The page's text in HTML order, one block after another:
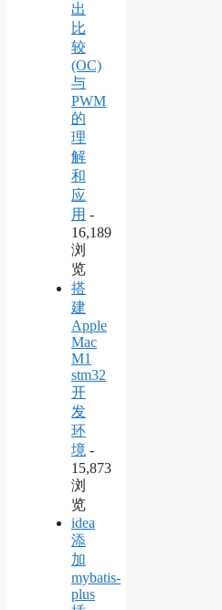
出
比
较
(OC)
与
PWM
的
理
解
和
应
用 -
16,189
浏
览
搭
建
Apple
Mac
M1
stm32
开
发
环
境 -
15,873
浏
览
idea
添
加
mybatis-
plus